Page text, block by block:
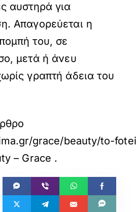
αυστηρά για
Απαγορεύεται η
του, σε
μετά ή άνευ
γραπτή άδεια του
grace/beauty/to-
– Grace .